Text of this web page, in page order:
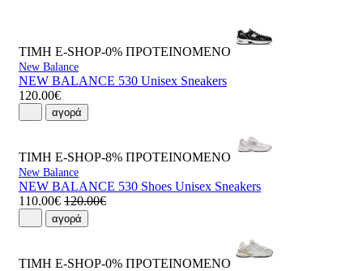
ΤΙΜΗ E-SHOP-0% ΠΡΟΤΕΙΝΟΜΕΝΟ
New Balance
NEW BALANCE 530 Unisex Sneakers
120.00€
αγορά
ΤΙΜΗ E-SHOP-8% ΠΡΟΤΕΙΝΟΜΕΝΟ
New Balance
NEW BALANCE 530 Shoes Unisex Sneakers
110.00€ 120.00€
αγορά
ΤΙΜΗ E-SHOP-0% ΠΡΟΤΕΙΝΟΜΕΝΟ